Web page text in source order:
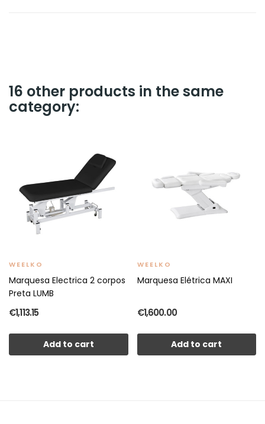
16 other products in the same
category:
WEELKO
Marquesa Electrica 2 corpos
Preta LUMB
€1,113.15
Add to cart
WEELKO
Marquesa Elétrica MAXI
€1,600.00
Add to cart